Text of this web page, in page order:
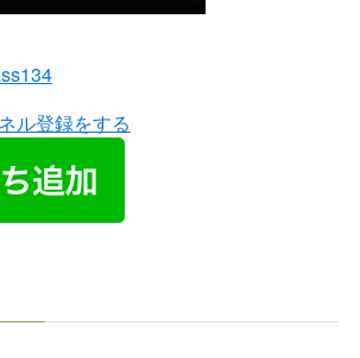
ル登録をする